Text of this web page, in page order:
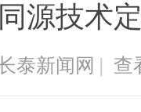
源技术
泰新闻网 | 查